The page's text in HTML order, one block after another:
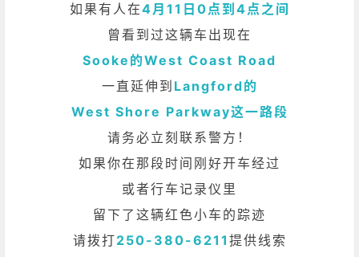
如果有人在4月11日0点到4点之间
曾看到过这辆车出现在
Sooke的West Coast Road
一直延伸到 Langford的
West Shore Parkway这一路段
请务必立刻联系警方！
如果你在那段时间刚好开车经过
或者行车记录仪里
留下了这辆红色小车的踪迹
请拨打250-380-6211 提供线索